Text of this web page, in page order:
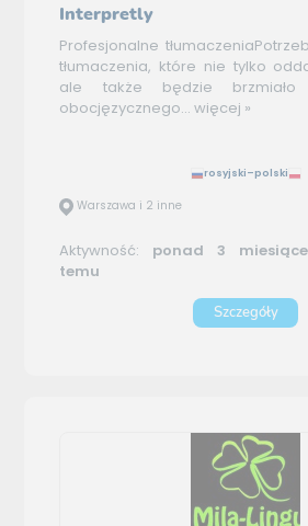
Interpretly
Profesjonalne
tłumaczenia, które nie tylko
ale także będzie brzmiało
obocjęzycznego... więcej »
rosyjski–polski
Warszawa i 2 inne
Aktywność: ponad 3 miesiące
temu
Szczegóły